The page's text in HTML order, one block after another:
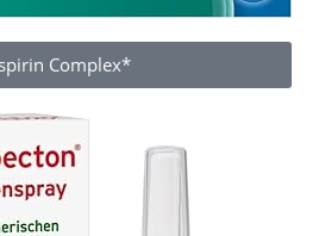
Complex*